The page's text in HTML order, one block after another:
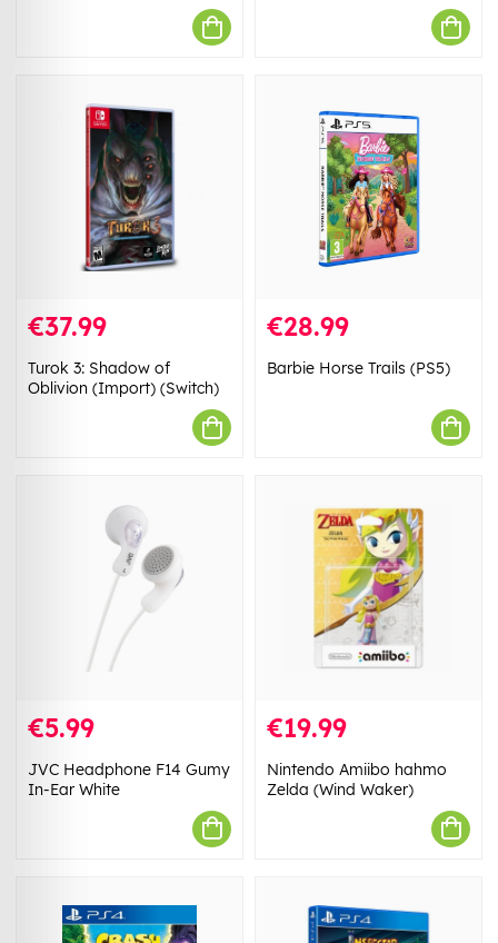
€37.99
Turok 3: Shadow of
Oblivion (Import) (Switch)
€28.99
Barbie Horse Trails (PS5)
€5.99
JVC Headphone F14 Gumy
In-Ear White
€19.99
Nintendo Amiibo hahmo
Zelda (Wind Waker)